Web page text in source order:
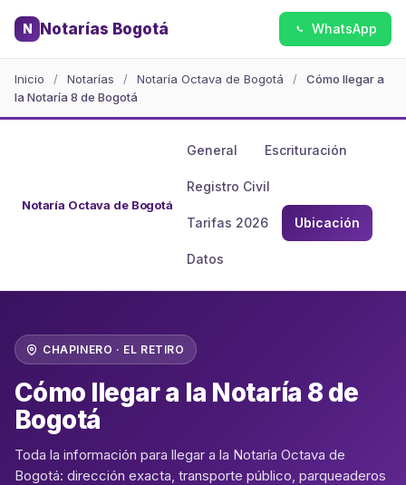
N Notarías Bogotá WhatsApp
Inicio / Notarías / Notaría Octava de Bogotá /
Cómo llegar a
la Notaría 8 de Bogotá
Notaría Octava de Bogotá
General Escrituración
Registro Civil
Tarifas 2026 Ubicación
Datos
CHAPINERO · EL RETIRO
Cómo llegar a la Notaría 8 de
Bogotá
Toda la información para llegar a la Notaría Octava de
Bogotá: dirección exacta, transporte público, parqueaderos